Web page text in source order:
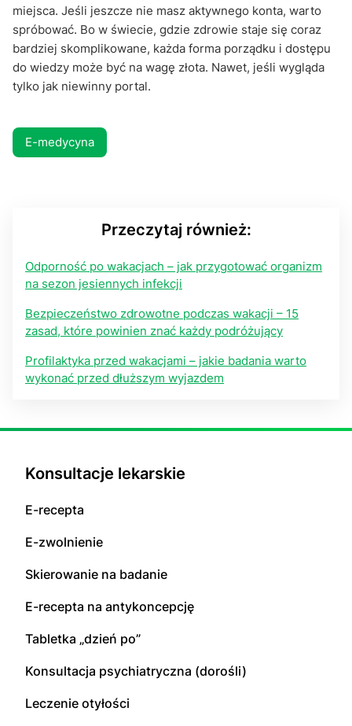
miejsca. Jeśli jeszcze nie masz aktywnego konta, warto
spróbować. Bo w świecie, gdzie zdrowie staje się coraz
bardziej skomplikowane, każda forma porządku i dostępu
do wiedzy może być na wagę złota. Nawet, jeśli wygląda
tylko jak niewinny portal.
E-medycyna
Przeczytaj również:
Odporność po wakacjach – jak przygotować organizm
na sezon jesiennych infekcji
Bezpieczeństwo zdrowotne podczas wakacji – 15
zasad, które powinien znać każdy podróżujący
Profilaktyka przed wakacjami – jakie badania warto
wykonać przed dłuższym wyjazdem
Konsultacje lekarskie
E-recepta
E-zwolnienie
Skierowanie na badanie
E-recepta na antykoncepcję
Tabletka „dzień po”
Konsultacja psychiatryczna (dorośli)
Leczenie otyłości